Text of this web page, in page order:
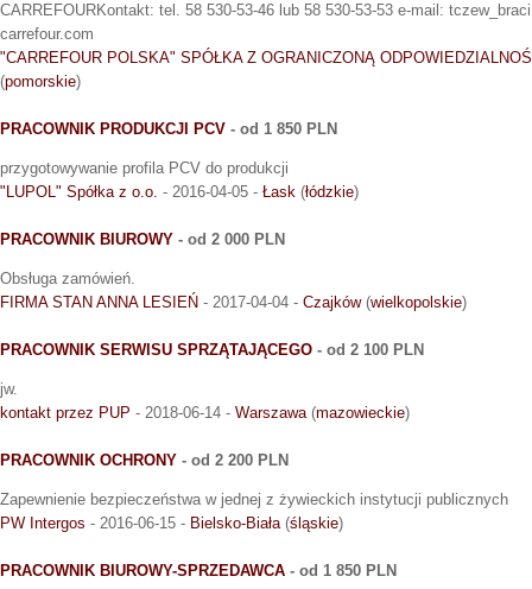
CARREFOURKontakt: tel. 58 530-53-46 lub 58 530-53-53 e-mail:
carrefour.com
"CARREFOUR POLSKA" SPÓŁKA Z OGRANICZONĄ
(pomorskie)
PRACOWNIK PRODUKCJI PCV - od 1 850 PLN
przygotowywanie profila PCV do produkcji
"LUPOL" Spółka z o.o. - 2016-04-05 - Łask (łódzkie)
PRACOWNIK BIUROWY - od 2 000 PLN
Obsługa zamówień.
FIRMA STAN ANNA LESIEŃ - 2017-04-04 - Czajków(wielkopolskie)
PRACOWNIK SERWISU SPRZĄTAJĄCEGO - od 2 100 PLN
jw.
kontakt przez PUP - 2018-06-14 - Warszawa(mazowieckie)
PRACOWNIK OCHRONY - od 2 200 PLN
Zapewnienie bezpieczeństwa w jednej z żywieckich instytucji publicznych
PW Intergos - 2016-06-15 - Bielsko-Biała(śląskie)
PRACOWNIK BIUROWY-SPRZEDAWCA - od 1 850 PLN